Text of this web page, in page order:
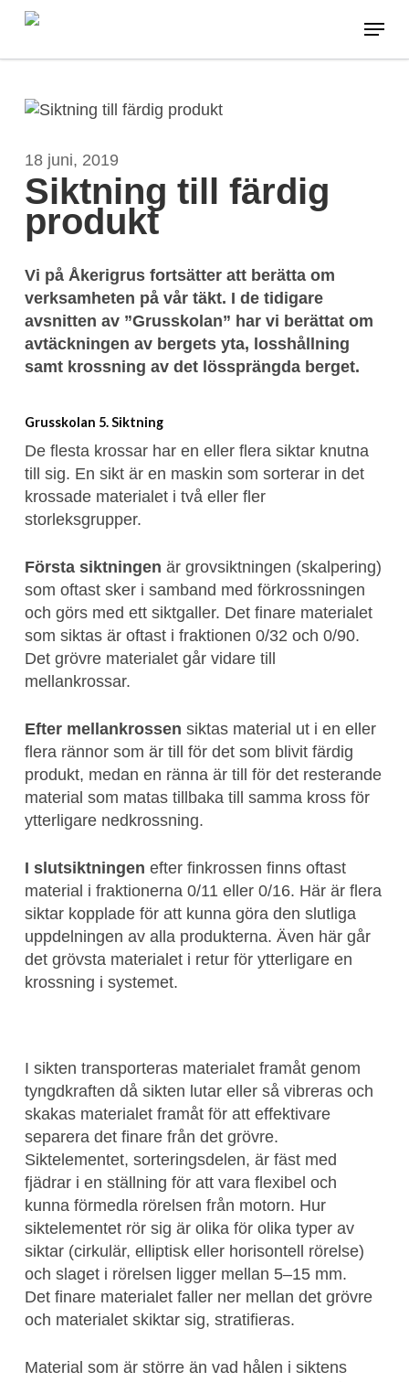
Skip
main
Menu
18 juni, 2019
Siktning till färdig
produkt
Vi på Åkerigrus fortsätter att berätta om
verksamheten på vår täkt. I de tidigare
avsnitten av ”Grusskolan” har vi berättat om
avtäckningen av bergets yta, losshållning
samt krossning av det lössprängda berget.
Grusskolan 5. Siktning
De flesta krossar har en eller flera siktar knutna
till sig. En sikt är en maskin som sorterar in det
krossade materialet i två eller fler
storleksgrupper.
Första siktningen är grovsiktningen (skalpering)
som oftast sker i samband med förkrossningen
och görs med ett siktgaller. Det finare materialet
som siktas är oftast i fraktionen 0/32 och 0/90.
Det grövre materialet går vidare till
mellankrossar.
Efter mellankrossen siktas material ut i en eller
flera rännor som är till för det som blivit färdig
produkt, medan en ränna är till för det resterande
material som matas tillbaka till samma kross för
ytterligare nedkrossning.
I slutsiktningen efter finkrossen finns oftast
material i fraktionerna 0/11 eller 0/16. Här är flera
siktar kopplade för att kunna göra den slutliga
uppdelningen av alla produkterna. Även här går
det grövsta materialet i retur för ytterligare en
krossning i systemet.
I sikten transporteras materialet framåt genom
tyngdkraften då sikten lutar eller så vibreras och
skakas materialet framåt för att effektivare
separera det finare från det grövre.
Siktelementet, sorteringsdelen, är fäst med
fjädrar i en ställning för att vara flexibel och
kunna förmedla rörelsen från motorn. Hur
siktelementet rör sig är olika för olika typer av
siktar (cirkulär, elliptisk eller horisontell rörelse)
och slaget i rörelsen ligger mellan 5–15 mm.
Det finare materialet faller ner mellan det grövre
och materialet skiktar sig, stratifieras.
Material som är större än vad hålen i siktens